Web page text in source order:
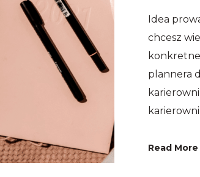
Idea
chcesz
konkretne
plannera
Read More